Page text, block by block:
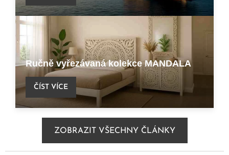
Ručně vyřezávaná kolekce MANDALA
ČÍST VÍCE
ZOBRAZIT VŠECHNY ČLÁNKY